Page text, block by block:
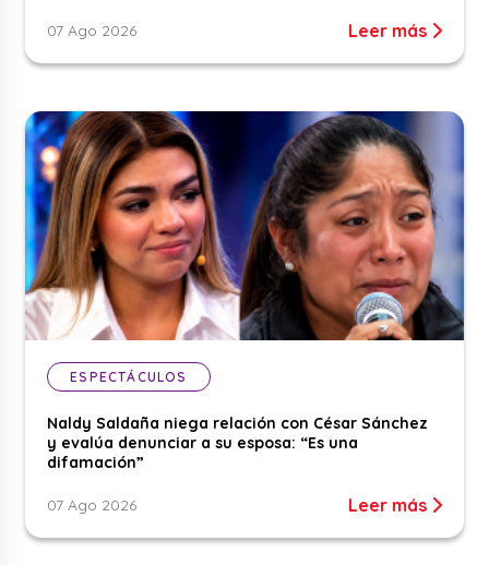
07 Ago 2026 Leer más
ESPECTÁCULOS
Naldy Saldaña niega relación con César Sánchez
y evalúa denunciar a su esposa: “Es una
difamación”
07 Ago 2026 Leer más